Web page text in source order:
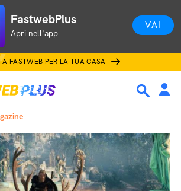
FastwebPlus
Apri nell'app
VAI
FASTWEB PER LA TUA CASA